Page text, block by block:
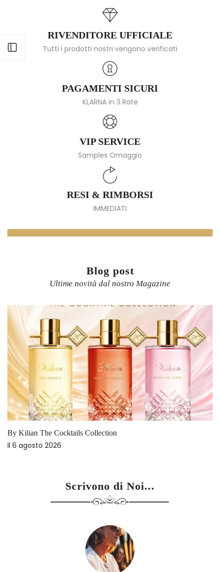
Apri barra laterale
RIVENDITORE UFFICIALE
Tutti i prodotti nostri vengono verificati
PAGAMENTI SICURI
KLARNA in 3 Rate
VIP SERVICE
Samples Omaggio
RESI & RIMBORSI
IMMEDIATI
Blog post
Ultime novità dal nostro Magazine
By Kilian The Cocktails Collection
Il 6 agosto 2026
Scrivono di Noi...